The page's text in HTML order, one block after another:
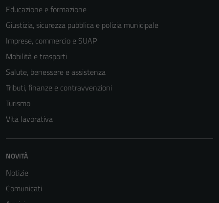
Educazione e formazione
Giustizia, sicurezza pubblica e polizia municipale
Imprese, commercio e SUAP
Mobilità e trasporti
Salute, benessere e assistenza
Tributi, finanze e contravvenzioni
Turismo
Vita lavorativa
NOVITÀ
Notizie
Comunicati
Questi cookie